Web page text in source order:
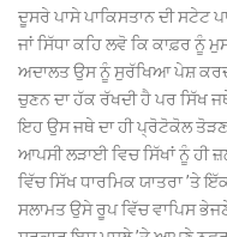
ਦੂਸਰੇ ਪਾਸੇ ਪਾਕਿਸਤਾਨ ਦੀ ਸਟੇਟ
ਜਾਂ ਸਿੱਧਾ ਕਹਿ ਲਵੋ ਕਿ ਕਾਫ਼ਰ ਨੂੰ
ਅਦਾਲਤ ਉਸ ਨੂੰ ਸੁਰੱਖਿਆ ਪੇਸ਼
ਚੁਣਨ ਦਾ ਹੱਕ ਰੱਖਦੀ ਹੈ ਪਰ ਸਿੱਖ
ਇਹ ਉਸ ਜਥੇ ਦਾ ਹੀ ਪ੍ਰੋਟੋਕੋਲ ਤੋੜਣ
ਆਪਸੀ ਲੜਾਈ ਵਿਚ ਸਿੱਖਾਂ ਨੂੰ ਹੀ
ਵਿੱਚ ਸਿੱਖ ਧਾਰਮਿਕ ਯਾਤਰਾ ’ਤੇ
ਸਲਾਮਤ ਉਸੇ ਰੂਪ ਵਿੱਚ ਵਾਪਿਸ